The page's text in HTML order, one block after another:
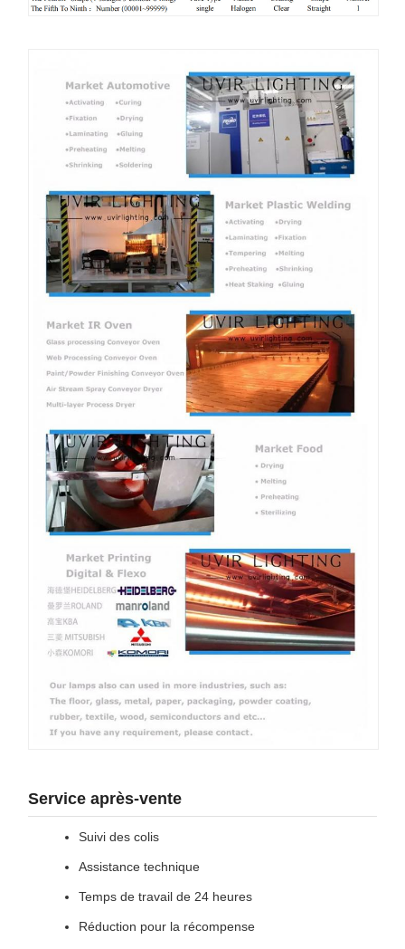
Service après-vente
Suivi des colis
Assistance technique
Temps de travail de 24 heures
Réduction pour la récompense